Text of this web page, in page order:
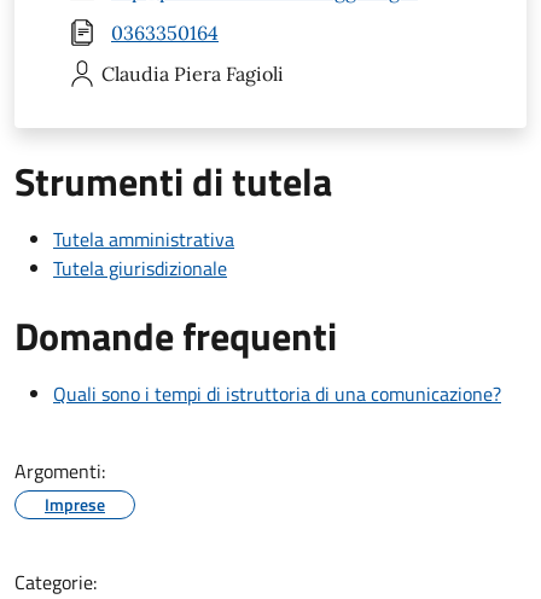
0363350164
Claudia Piera Fagioli
Strumenti di tutela
Tutela amministrativa
Tutela giurisdizionale
Domande frequenti
Quali sono i tempi di istruttoria di una comunicazione?
Argomenti:
Imprese
Categorie: